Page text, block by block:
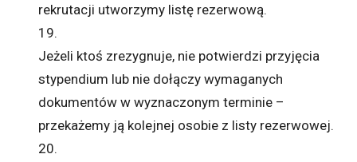
rekrutacji utworzymy listę rezerwową.
19.
Jeżeli ktoś zrezygnuje, nie potwierdzi przyjęcia
stypendium lub nie dołączy wymaganych
dokumentów w wyznaczonym terminie –
przekażemy ją kolejnej osobie z listy rezerwowej.
20.